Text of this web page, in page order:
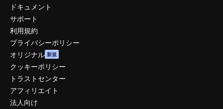
ドキュメント
サポート
利用規約
プライバシーポリシー
オリジナル 新規
クッキーポリシー
トラストセンター
アフィリエイト
法人向け